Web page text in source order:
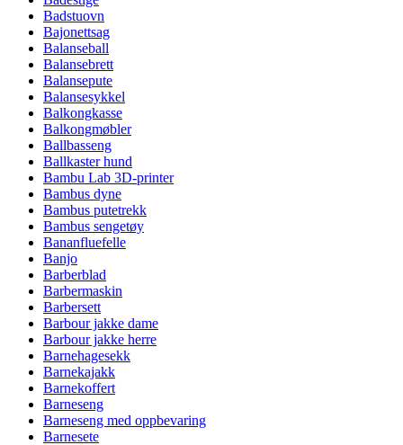
Badstuovn
Bajonettsag
Balanseball
Balansebrett
Balansepute
Balansesykkel
Balkongkasse
Balkongmøbler
Ballbasseng
Ballkaster hund
Bambu Lab 3D-printer
Bambus dyne
Bambus putetrekk
Bambus sengetøy
Bananfluefelle
Banjo
Barberblad
Barbermaskin
Barbersett
Barbour jakke dame
Barbour jakke herre
Barnehagesekk
Barnekajakk
Barnekoffert
Barneseng
Barneseng med oppbevaring
Barnesete